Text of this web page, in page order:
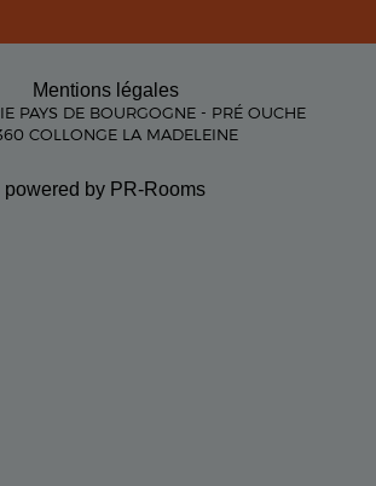
Mentions légales
PAYS DE BOURGOGNE - PRÉ OUCHE
COLLONGE LA MADELEINE
powered by PR-Rooms